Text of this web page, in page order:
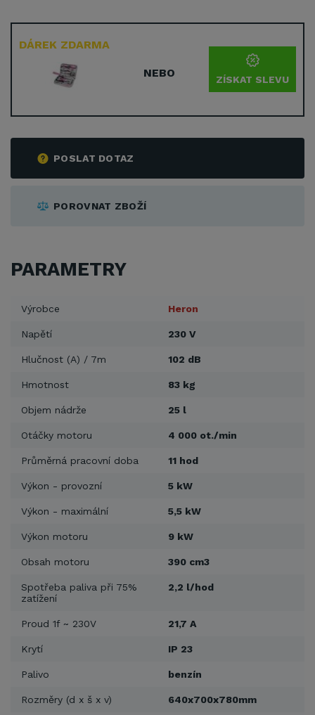
POSLAT DOTAZ
POROVNAT ZBOŽÍ
DÁREK ZDARMA
NEBO ZÍSKAT SLEVU
PARAMETRY
Výrobce Heron
Napětí 230 V
Hlučnost (A) / 7m 102 dB
Hmotnost 83 kg
Objem nádrže 25 l
Otáčky motoru 4 000 ot./min
Průměrná pracovní doba 11 hod
Výkon - provozní 5 kW
Výkon - maximální 5,5 kW
Výkon motoru 9 kW
Obsah motoru 390 cm3
Spotřeba paliva při 75%
zatížení
2,2 l/hod
Proud 1f ~ 230V 21,7 A
Krytí IP 23
Palivo benzín
Rozměry (d x š x v) 640x700x780mm